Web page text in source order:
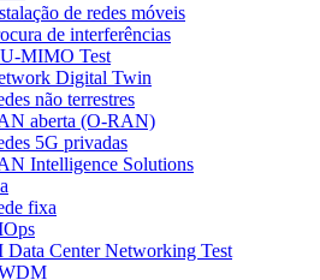
de redes móveis
de interferências
MIMO Test
Digital Twin
não terrestres
aberta (O-RAN)
5G privadas
Intelligence Solutions
fixa
Data Center Networking Test